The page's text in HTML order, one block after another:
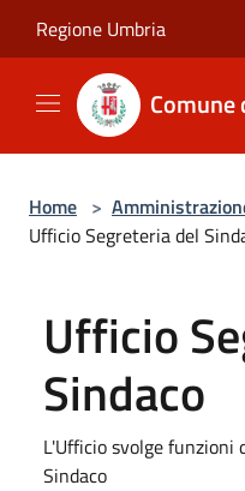
Regione Umbria
Comune
Home >
Ufficio Segreteria del
Ufficio
Sindaco
L'Ufficio svolge
Sindaco